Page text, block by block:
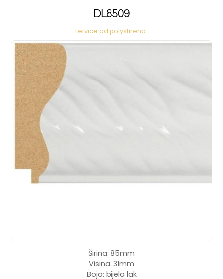
DL8509
Letvice od polystirena
Širina: 85mm
Visina: 31mm
Boja: bijela lak